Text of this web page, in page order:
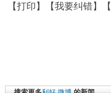
【打印】【我要纠错】【